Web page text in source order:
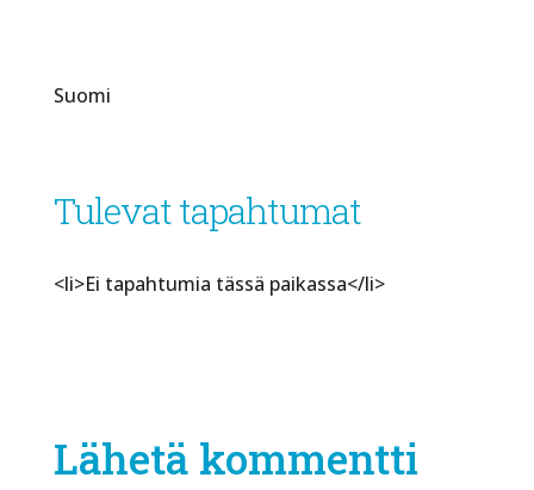
Suomi
Tulevat tapahtumat
<li>Ei tapahtumia tässä paikassa</li>
Lähetä kommentti